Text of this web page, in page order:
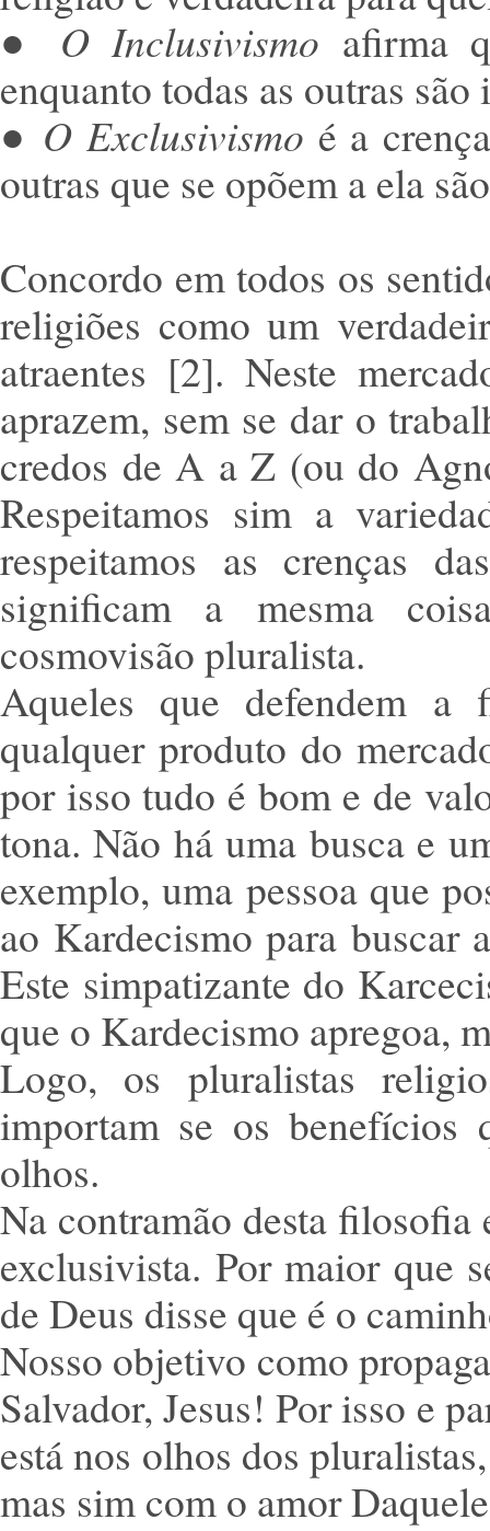
● O Inclusivismo afirma
enquanto todas as outras
● O Exclusivismo é a
outras que se opõem a ela
Concordo em todos os
religiões como um
atraentes [2]. Neste
aprazem, sem se dar o
credos de A a Z (ou do
Respeitamos sim a
respeitamos as crenças
significam a mesma
cosmovisão pluralista.
Aqueles que defendem a
qualquer produto do
por isso tudo é bom e de
tona. Não há uma busca e
exemplo, uma pessoa que
ao Kardecismo para buscar
Este simpatizante do
que o Kardecismo apregoa,
Logo, os pluralistas
importam se os benefícios
olhos.
Na contramão desta
exclusivista. Por maior que
de Deus disse que é o
Nosso objetivo como
Salvador, Jesus! Por isso e
está nos olhos dos
mas sim com o amor